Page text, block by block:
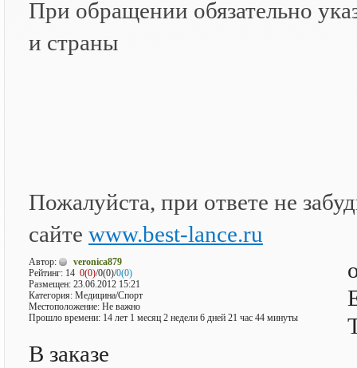
При обращении обязательно
и страны
Пожалуйста, при ответе не
сайте www.best-lance.ru
Автор:
veronica879
Рейтинг: 14 0(0)/0(0)/0(0)
Размещен: 23.06.2012 15:21
Категория: Медицина/Спорт
Местоположение: Не важно
Прошло времени: 14 лет 1 месяц 2 недели 6 дней 21 час 44 минуты
В заказе